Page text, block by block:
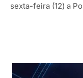
sexta-feira (12) a